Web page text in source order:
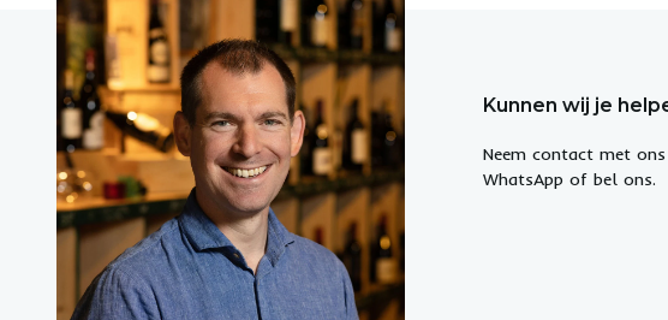
Kunnen wij je
Neem contact met
WhatsApp of bel ons.